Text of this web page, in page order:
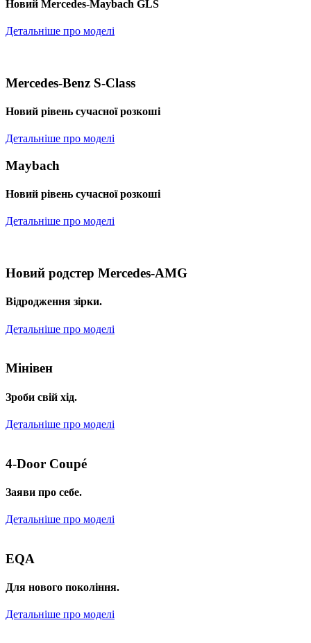
Новий Mercedes-Maybach GLS
Детальніше про моделі
Mercedes-Benz S-Class
Новий рівень сучасної розкоші
Детальніше про моделі
Maybach
Новий рівень сучасної розкоші
Детальніше про моделі
Новий родстер Mercedes-AMG
Відродження зірки.
Детальніше про моделі
Мінівен
Зроби свій хід.
Детальніше про моделі
4-Door Coupé
Заяви про себе.
Детальніше про моделі
EQA
Для нового покоління.
Детальніше про моделі